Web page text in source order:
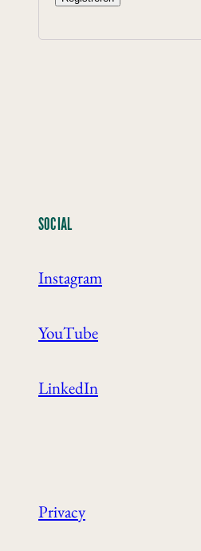
SOCIAL
Instagram
YouTube
LinkedIn
Privacy